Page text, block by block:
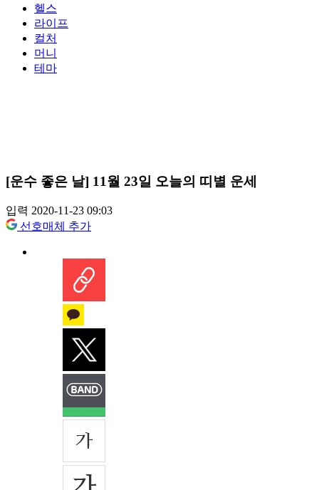
헬스
라이프
컬처
머니
테마
[운수 좋은 날] 11월 23일 오늘의 띠별 운세
입력 2020-11-23 09:03
선호매체 추가